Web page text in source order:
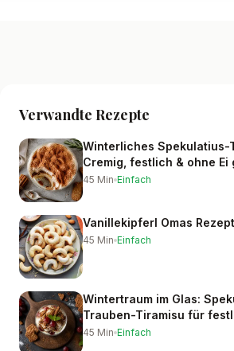
Verwandte Rezepte
Winterliches Spekulatius-
Cremig, festlich & ohne Ei
45 Min Einfach
Vanillekipferl Omas Rezept
45 Min Einfach
Wintertraum im Glas:
Trauben-Tiramisu für
Genussmomente
45 Min Einfach